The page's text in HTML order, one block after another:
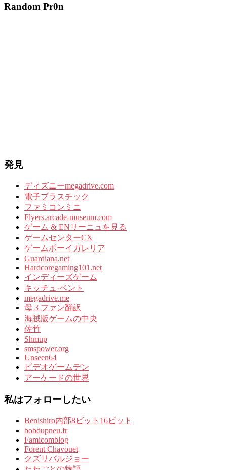
Random Pr0n
発見
ディズニーmegadrive.com
電子プラスチック
ファミコンミニ
Flyers.arcade-museum.com
ゲーム & ENリーニュを見る
ゲームセンターCX
ゲームボーイガレリア
Guardiana.net
Hardcoregaming101.net
インディーズゲーム
キッチュ·ベント
megadrive.me
母 3 ファン翻訳
海賊版ゲームの中央
佐竹
Shmup
smspower.org
Unseen64
ビデオゲームデン
アーケードの世界
私はフォローしたい
Benishiro内部8ビット16ビット
bobdupneu.fr
Famicomblog
Forent Chavouet
クズリバルジョー